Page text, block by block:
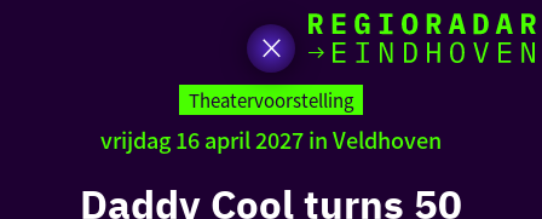
naar
de
homepage
Theatervoorstelling
vrijdag 16 april 2027 in Veldhoven
Daddy Cool turns 50
Ik heb
iets